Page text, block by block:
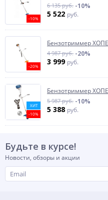
-10%
6 135 руб. -10%
5 522 руб.
-20%
Бензотриммер
4 987 руб. -20%
3 999 руб.
ХИТ
-10%
Бензотриммер
5 987 руб. -10%
5 388 руб.
Будьте в курсе!
Новости, обзоры и акции